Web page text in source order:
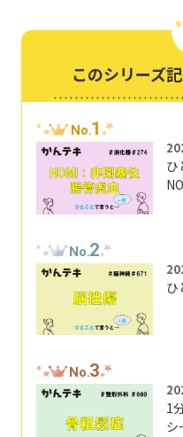
このシリーズ
No.1
ひ
No.2
ひ
No.3
1
シ